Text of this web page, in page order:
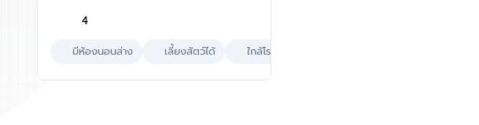
โครงการบนทำเลแห่งการเดิน
ถนนบางศรีเมือง ใกล้เซ็น
4
มีห้องนอนล่าง เลี้ยงสัตว์ได้ ใกล้โรงพยาบาล